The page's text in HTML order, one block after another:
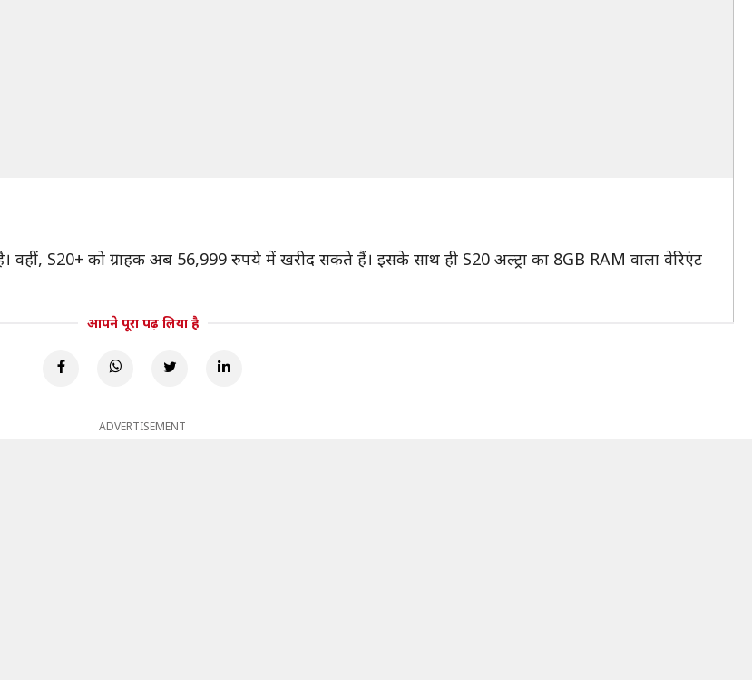
S20+ को ग्राहक अब 56,999 रुपये में खरीद सकते हैं। इसके साथ ही S20 अल्ट्रा का 8GB RAM वाला वेरिएंट
आपने पूरा पढ़ लिया है
ADVERTISEMENT